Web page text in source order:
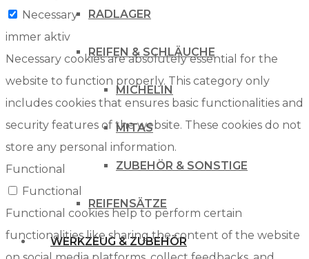
RADLAGER
REIFEN & SCHLÄUCHE
MICHELIN
MITAS
ZUBEHÖR & SONSTIGE
REIFENSÄTZE
WERKZEUG & ZUBEHÖR
Necessary
immer aktiv
Necessary cookies are absolutely essential for the
website to function properly. This category only
includes cookies that ensures basic functionalities and
security features of the website. These cookies do not
store any personal information.
Functional
Functional
Functional cookies help to perform certain
functionalities like sharing the content of the website